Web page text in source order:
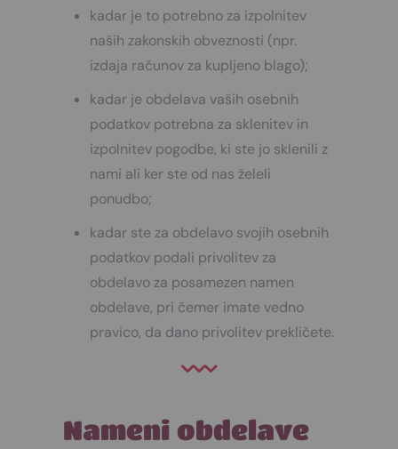
kadar je to potrebno za izpolnitev
naših zakonskih obveznosti (npr.
izdaja računov za kupljeno blago);
kadar je obdelava vaših osebnih
podatkov potrebna za sklenitev in
izpolnitev pogodbe, ki ste jo sklenili z
nami ali ker ste od nas želeli
ponudbo;
kadar ste za obdelavo svojih osebnih
podatkov podali privolitev za
obdelavo za posamezen namen
obdelave, pri čemer imate vedno
pravico, da dano privolitev prekličete.
Nameni obdelave